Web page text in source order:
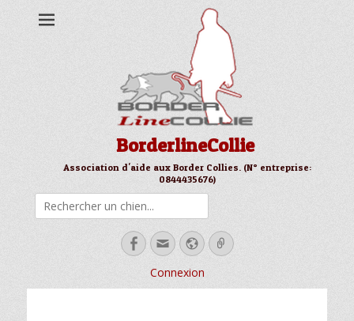
BorderlineCollie
Association d'aide aux Border Collies. (N° entreprise:
0844435676)
Facebook
EmailSite
web
Link
Connexion